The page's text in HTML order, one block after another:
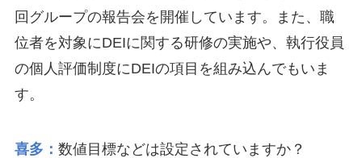
回グループの報告会を開催しています。また、職
位者を対象にDEIに関する研修の実施や、執行役員
の個人評価制度にDEIの項目を組み込んでもいま
す。
喜多： 数値目標などは設定されていますか？